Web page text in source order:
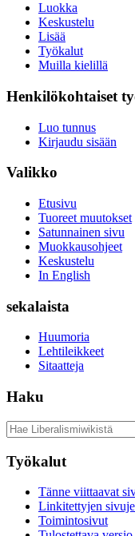
Luokka
Keskustelu
Lisää
Työkalut
Muilla kielillä
Henkilökohtaiset
Luo tunnus
Kirjaudu sisään
Valikko
Etusivu
Tuoreet muutokset
Satunnainen sivu
Muokkausohjeet
Keskustelu
In English
sekalaista
Huumoria
Lehtileikkeet
Sitaatteja
Haku
Työkalut
Tänne viittaavat
Linkitettyjen
Toimintosivut